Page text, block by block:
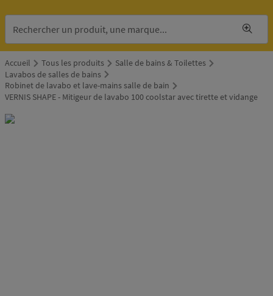
Accueil Tous les produits
Salle de bains & Toilettes
Lavabos de salles de bains
Robinet de lavabo et lave-mains salle de bain
VERNIS SHAPE - Mitigeur de lavabo 100 coolstar avec tirette et vidange